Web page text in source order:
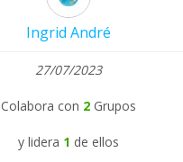
Ingrid André
27/07/2023
Colabora con 2 Grupos
y lidera 1 de ellos